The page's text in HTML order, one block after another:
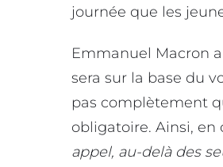
journée que les
Emmanuel Macron
sera sur la base du
pas complètement
obligatoire. Ainsi, en
appel, au-delà des